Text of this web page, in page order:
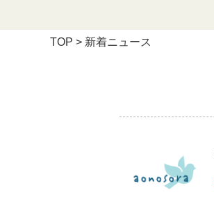
TOP > 新着ニュース